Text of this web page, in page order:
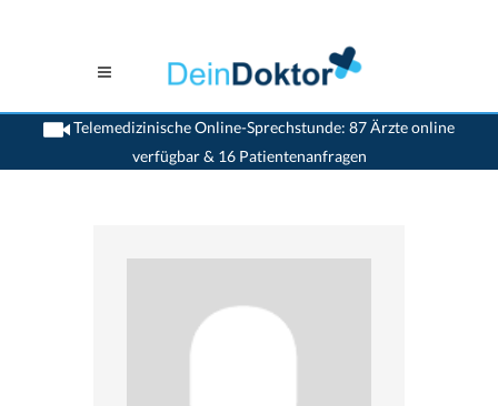
Telemedizinische Online-Sprechstunde: 87 Ärzte online
verfügbar & 16 Patientenanfragen
>Zahnaerzte>Heiden>Dr. Brigitt u. Bernd Noske